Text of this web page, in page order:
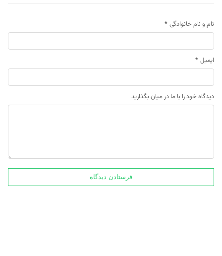
نام و نام خانوادگی *
ایمیل *
دیدگاه خود را با ما در میان بگذارید